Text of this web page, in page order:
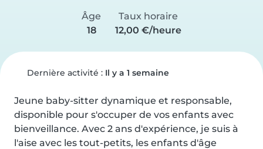
Âge
18
Taux horaire
12,00 €/heure
Dernière activité : Il y a 1 semaine
Jeune baby-sitter dynamique et responsable,
disponible pour s'occuper de vos enfants avec
bienveillance. Avec 2 ans d'expérience, je suis à
l'aise avec les tout-petits, les enfants d'âge